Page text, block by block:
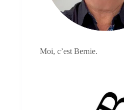
Moi, c’est Bernie.